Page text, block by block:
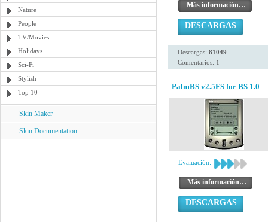
Nature
People
TV/Movies
Holidays
Sci-Fi
Stylish
Top 10
Skin Maker
Skin Documentation
Más información…
DESCARGAS
Descargas: 81049
Comentarios: 1
PalmBS v2.5FS for BS 1.0
Evaluación:
Más información…
DESCARGAS